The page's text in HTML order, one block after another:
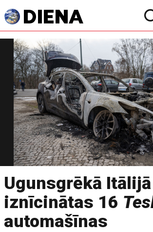
Ugunsgrēkā Itālijā
iznīcinātas 16
automašīnas